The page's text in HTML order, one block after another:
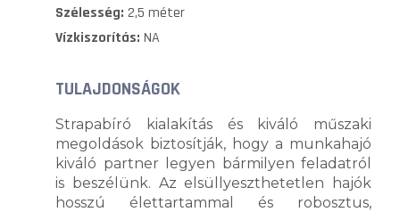
Szélesség: 2,5 méter
Vízkiszorítás: NA
TULAJDONSÁGOK
Strapabíró kialakítás és kiváló műszaki
megoldások biztosítják, hogy a munkahajó
kiváló partner legyen bármilyen feladatról
is beszélünk. Az e lsüllyeszthetetlen hajók
hosszú élettartammal és robosztus,